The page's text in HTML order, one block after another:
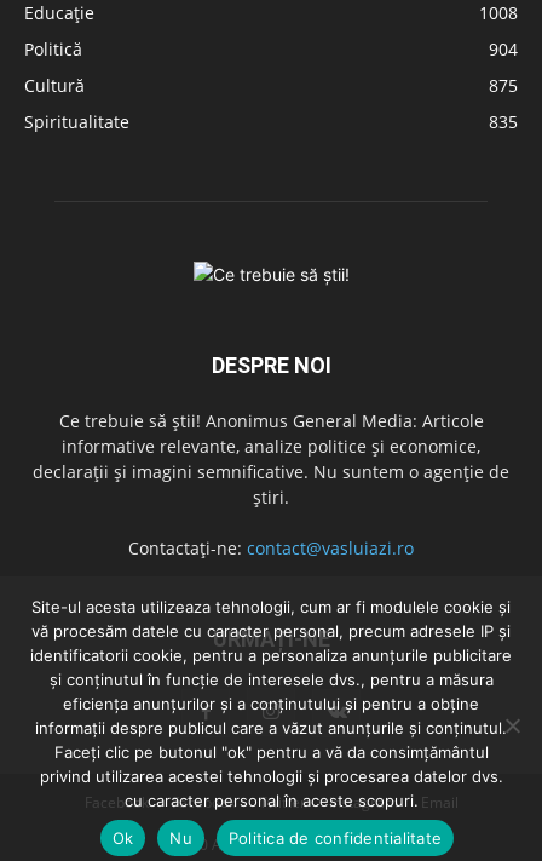
Educație
1008
Politică
904
Cultură
875
Spiritualitate
835
DESPRE NOI
Ce trebuie să știi! Anonimus General Media: Articole
informative relevante, analize politice și economice,
declarații și imagini semnificative. Nu suntem o agenție de
știri.
Contactați-ne: contact@vasluiazi.ro
URMAȚI-NE
Facebook Facebook Twitter Instagram Email
© 2020 Anonimus General Media
Site-ul acesta utilizeaza tehnologii, cum ar fi modulele cookie și
vă procesăm datele cu caracter personal, precum adresele IP și
identificatorii cookie, pentru a personaliza anunțurile publicitare
și conținutul în funcție de interesele dvs., pentru a măsura
eficiența anunțurilor și a conținutului și pentru a obține
informații despre publicul care a văzut anunțurile și conținutul.
Faceți clic pe butonul "ok" pentru a vă da consimțământul
privind utilizarea acestei tehnologii și procesarea datelor dvs.
cu caracter personal în aceste scopuri.
Ok
Nu Politica de confidentialitate